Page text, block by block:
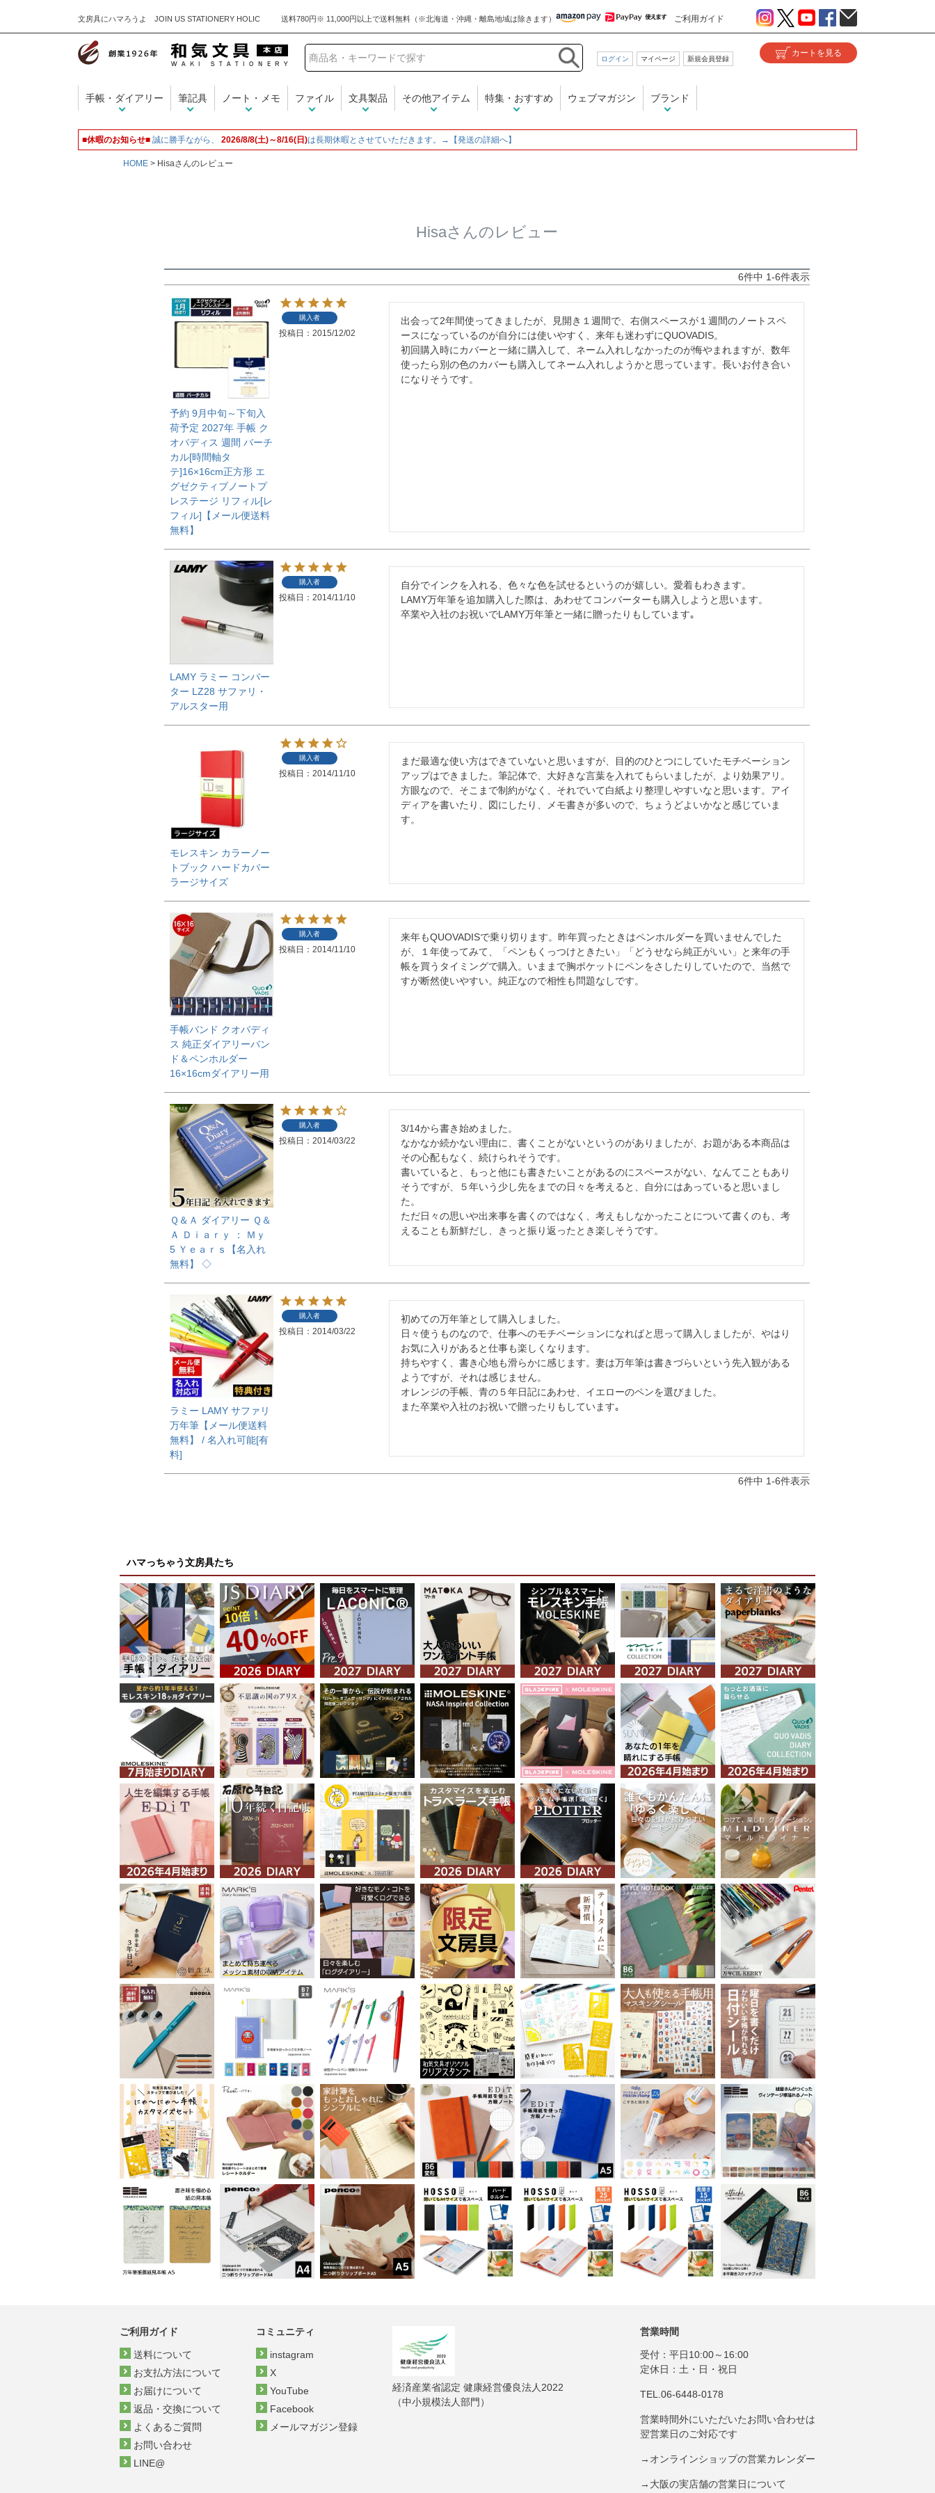
文房具にハマろうよ JOIN US STATIONERY HOLIC ご利用ガイド
和気文具
ログイン マイページ 新規会員登録
手帳・ダイアリー 筆記具 ノート・メモ ファイル 文具製品 その他アイテム 特集・おすすめ ウェブマガジン ブランド
■休暇のお知らせ■ 誠に勝手ながら、 2026/8/8(土)～8/16(日)は長期休暇とさせていただきます。→【発送の詳細へ】
HOME Hisaさんのレビュー
Hisaさんのレビュー
6件中 1-6件表示
予約 9月中旬～下旬入
荷予定 2027年 手帳 ク
オバディス 週間 バーチ
カル[時間軸タ
テ]16×16cm正方形 エ
グゼクティブノートプ
レステージ リフィル[レ
フィル]【メール便送料
無料】
購入者
投稿日 2015/12/02
出会って2年間使ってきましたが、見開き１週間で、右側スペースが１週間のノートスペ
ースになっているのが自分には使いやすく、来年も迷わずにQUOVADIS。
初回購入時にカバーと一緒に購入して、ネーム入れしなかったのが悔やまれますが、数年
使ったら別の色のカバーも購入してネーム入れしようかと思っています。長いお付き合い
になりそうです。
LAMY ラミー コンバー
ター LZ28 サファリ・
アルスター用
購入者
投稿日 2014/11/10
自分でインクを入れる、色々な色を試せるというのが嬉しい。愛着もわきます。
LAMY万年筆を追加購入した際は、あわせてコンバーターも購入しようと思います。
卒業や入社のお祝いでLAMY万年筆と一緒に贈ったりもしています｡
モレスキン カラーノー
トブック ハードカバー
ラージサイズ
購入者
投稿日 2014/11/10
まだ最適な使い方はできていないと思いますが、目的のひとつにしていたモチベーション
アップはできました。筆記体で、大好きな言葉を入れてもらいましたが、より効果アリ。
方眼なので、そこまで制約がなく、それでいて白紙より整理しやすいなと思います。アイ
ディアを書いたり、図にしたり、メモ書きが多いので、ちょうどよいかなと感じていま
す。
手帳バンド クオバディ
ス 純正ダイアリーバン
ド＆ペンホルダー
16×16cmダイアリー用
購入者
投稿日 2014/11/10
来年もQUOVADISで乗り切ります。昨年買ったときはペンホルダーを買いませんでした
が、１年使ってみて、「ペンもくっつけときたい」「どうせなら純正がいい」と来年の手
帳を買うタイミングで購入。いままで胸ポケットにペンをさしたりしていたので、当然で
すが断然使いやすい。純正なので相性も問題なしです。
Ｑ＆Ａ ダイアリー Ｑ＆
Ａ Ｄｉａｒｙ ： Ｍｙ
5 Ｙｅａｒｓ【名入れ
無料】 ◇
購入者
投稿日 2014/03/22
3/14から書き始めました。
なかなか続かない理由に、書くことがないというのがありましたが、お題がある本商品は
その心配もなく、続けられそうです。
書いていると、もっと他にも書きたいことがあるのにスペースがない、なんてこともあり
そうですが、５年いう少し先をまでの日々を考えると、自分にはあっていると思いまし
た。
ただ日々の思いや出来事を書くのではなく、考えもしなかったことについて書くのも、考
えることも新鮮だし、きっと振り返ったとき楽しそうです。
ラミー LAMY サファリ
万年筆【メール便送料
無料】 / 名入れ可能[有
料]
購入者
投稿日 2014/03/22
初めての万年筆として購入しました。
日々使うものなので、仕事へのモチベーションになればと思って購入しましたが、やはり
お気に入りがあると仕事も楽しくなります。
持ちやすく、書き心地も滑らかに感じます。妻は万年筆は書きづらいという先入観がある
ようですが、それは感じません。
オレンジの手帳、青の５年日記にあわせ、イエローのペンを選びました。
また卒業や入社のお祝いで贈ったりもしています｡
6件中 1-6件表示
ハマっちゃう文房具たち
ご利用ガイド
送料について
お支払方法について
お届けについて
返品・交換について
よくあるご質問
お問い合わせ
LINE@
コミュニティ
instagram
X
YouTube
Facebook
メールマガジン登録
経済産業省認定 健康経営優良法人2022
（中小規模法人部門）
営業時間
受付：平日10:00～16:00
定休日：土・日・祝日
TEL.06-6448-0178
営業時間外にいただいたお問い合わせは
翌営業日のご対応です
→オンラインショップの営業カレンダー
→大阪の実店舗の営業日について